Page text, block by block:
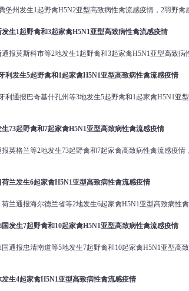
堡州发生1起野禽H5N2亚型高致病性禽流感疫情，2羽野禽
发生1起野禽和3起家禽H5N1亚型高致病性禽流感疫情
报莫斯科市等2地发生1起野禽和3起家禽H5N1亚型高致
利发生5起野禽和 1起家禽H5N1亚型高致病性禽流感疫情
利通报巴奇基什孔州等3地发生5起野禽和1起家禽H5N1亚
生73起野禽和7起家禽H5N1亚型高致病性禽流感疫情
英格兰等2地发生73起野禽和7起家禽高致病性禽流感疫
荷兰发生6起家禽H5N1亚型高致病性禽流感疫情
兰通报海尔德兰省等2地发生6起家禽H5N1亚型高致病性
国发生7起野禽和 10起家禽H5N1亚型高致病性禽流感疫情
国通报忠清南道等5地发生7起野禽和10起家禽H5N1亚型高
发生4起家禽H5N1亚型高致病性禽流感疫情